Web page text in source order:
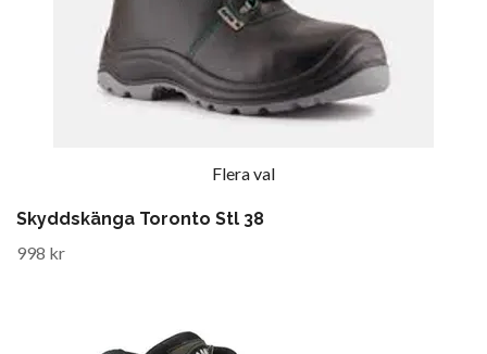
Flera val
Skyddskänga Toronto Stl 38
998 kr